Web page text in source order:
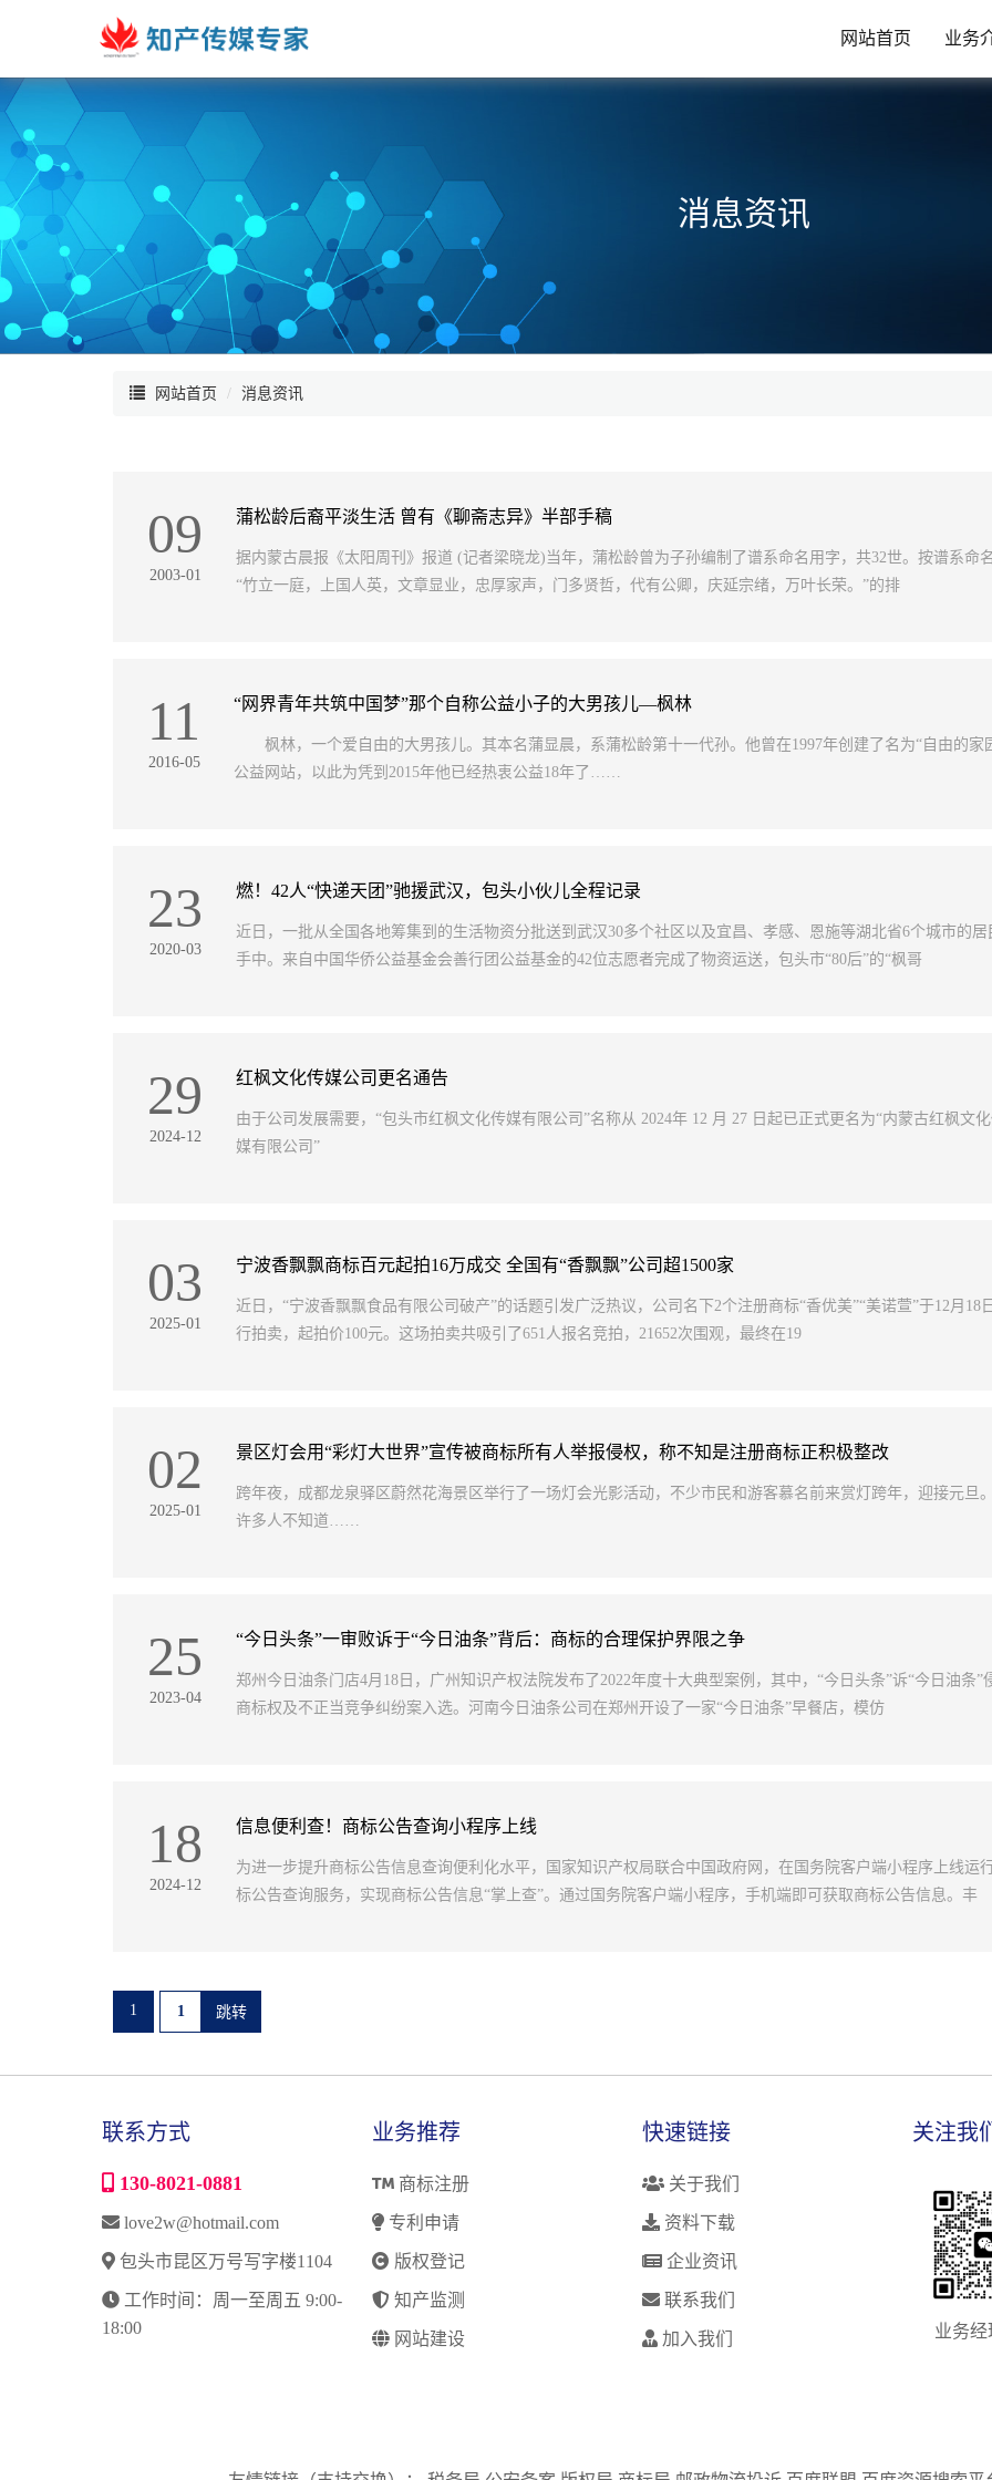
网站首页 业务
消息资讯
网站首页 消息资讯
09
2003-01
蒲松龄后裔平淡生活 曾有《聊斋志异》半部手稿
据内蒙古晨报《太阳周刊》报道 (记者梁晓龙)当年，蒲松龄曾为子孙编制了谱系命名用字，共32世。按谱系命
“竹立一庭，上国人英，文章显业，忠厚家声，门多贤哲，代有公卿，庆延宗绪，万叶长荣。”的排
11
2016-05
“网界青年共筑中国梦”那个自称公益小子的大男孩儿—枫林
枫林，一个爱自由的大男孩儿。其本名蒲显晨，系蒲松龄第十一代孙。他曾在1997年创建了名为“自由的家
公益网站，以此为凭到2015年他已经热衷公益18年了……
23
2020-03
燃！42人“快递天团”驰援武汉，包头小伙儿全程记录
近日，一批从全国各地筹集到的生活物资分批送到武汉30多个社区以及宜昌、孝感、恩施等湖北省6个城市的居
手中。来自中国华侨公益基金会善行团公益基金的42位志愿者完成了物资运送，包头市“80后”的“枫哥
29
2024-12
红枫文化传媒公司更名通告
由于公司发展需要，“包头市红枫文化传媒有限公司”名称从 2024年 12 月 27 日起已正式更名为“内蒙古红枫文
媒有限公司”
03
2025-01
宁波香飘飘商标百元起拍16万成交 全国有“香飘飘”公司超1500家
近日，“宁波香飘飘食品有限公司破产”的话题引发广泛热议，公司名下2个注册商标“香优美”“美诺萱”于12月18
行拍卖，起拍价100元。这场拍卖共吸引了651人报名竞拍，21652次围观，最终在19
02
2025-01
景区灯会用“彩灯大世界”宣传被商标所有人举报侵权，称不知是注册商标正积极整改
跨年夜，成都龙泉驿区蔚然花海景区举行了一场灯会光影活动，不少市民和游客慕名前来赏灯跨年，迎接元旦
许多人不知道……
25
2023-04
“今日头条”一审败诉于“今日油条”背后：商标的合理保护界限之争
郑州今日油条门店4月18日，广州知识产权法院发布了2022年度十大典型案例，其中，“今日头条”诉“今日油条”
商标权及不正当竞争纠纷案入选。河南今日油条公司在郑州开设了一家“今日油条”早餐店，模仿
18
2024-12
信息便利查！商标公告查询小程序上线
为进一步提升商标公告信息查询便利化水平，国家知识产权局联合中国政府网，在国务院客户端小程序上线运
标公告查询服务，实现商标公告信息“掌上查”。通过国务院客户端小程序，手机端即可获取商标公告信息。丰
1
联系方式
130-8021-0881
love2w@hotmail.com
包头市昆区万号写字楼1104
工作时间：周一至周五 9:00-
18:00
业务推荐
商标注册
专利申请
版权登记
知产监测
网站建设
快速链接
关于我们
资料下载
企业资讯
联系我们
加入我们
关注我们
业务